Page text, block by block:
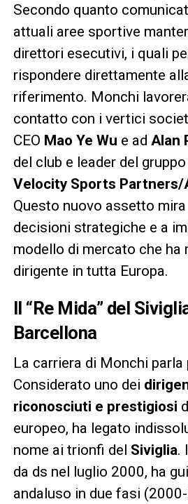
Secondo quanto
attuali aree sportive
direttori esecutivi, i quali
rispondere direttamente
riferimento. Monchi
contatto con i vertici
CEO Mao Ye Wu e ad Alan
del club e leader del
Velocity Sports Partners/
Questo nuovo assetto
decisioni strategiche e a
modello di mercato che ha
dirigente in tutta Europa.
Il “Re Mida” del
Barcellona
La carriera di Monchi parla
Considerato uno dei
riconosciuti e prestigiosi
europeo, ha legato
nome ai trionfi del Siviglia.
da ds nel luglio 2000, ha
andaluso in due fasi